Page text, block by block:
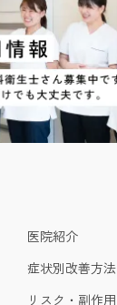
医院紹介
症状別改善方法
リスク・副作用